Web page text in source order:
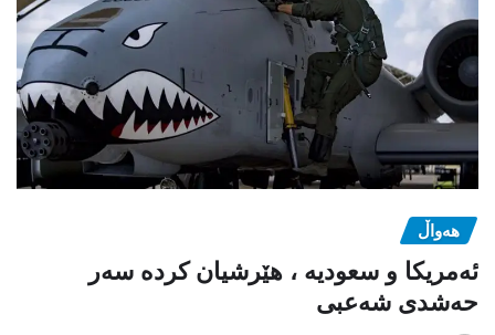
هەواڵ
ئەمریکا و سعودیە ، هێرشیان کردە سەر
حەشدی شەعبی